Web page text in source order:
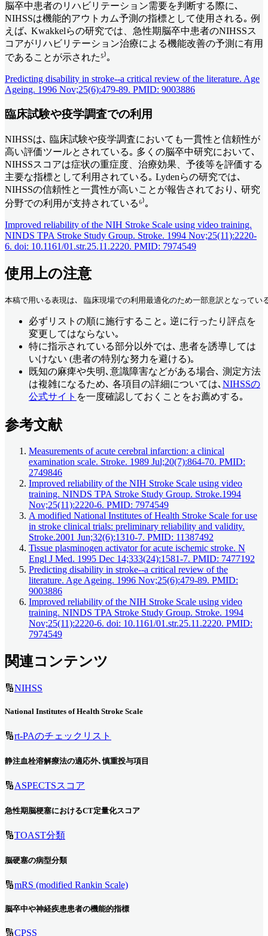
脳卒中患者のリハビリテーション需要を判断する際に､
NIHSSは機能的アウトカム予測の指標として使用される｡ 例
えば､ Kwakkelらの研究では、急性期脳卒中患者のNIHSSス
コアがリハビリテーション治療による機能改善の予測に有用
であることが示された⁵⁾｡
Predicting disability in stroke--a critical review of the literature. Age
Ageing. 1996 Nov;25(6):479-89. PMID: 9003886
臨床試験や疫学調査での利用
NIHSSは､ 臨床試験や疫学調査においても一貫性と信頼性が
高い評価ツールとされている｡ 多くの脳卒中研究において､
NIHSSスコアは症状の重症度、治療効果、予後等を評価する
主要な指標として利用されている｡ Lydenらの研究では､
NIHSSの信頼性と一貫性が高いことが報告されており､ 研究
分野での利用が支持されている⁶⁾｡
Improved reliability of the NIH Stroke Scale using video training.
NINDS TPA Stroke Study Group. Stroke. 1994 Nov;25(11):2220-
6. doi: 10.1161/01.str.25.11.2220. PMID: 7974549
使用上の注意
本稿で用いる表現は､ 臨床現場での利用最適化のため一部意訳となって
必ずリストの順に施行すること｡ 逆に行ったり評点を
変更してはならない｡
特に指示されている部分以外では､ 患者を誘導しては
いけない (患者の特別な努力を避ける)｡
既知の麻痺や失明､意識障害などがある場合､ 測定方法
は複雑になるため､ 各項目の詳細については､ NIHSSの
公式サイト を一度確認しておくことをお薦めする｡
参考文献
Measurements of acute cerebral infarction: a clinical
examination scale. Stroke. 1989 Jul;20(7):864-70. PMID:
2749846
Improved reliability of the NIH Stroke Scale using video
training. NINDS TPA Stroke Study Group. Stroke.1994
Nov;25(11):2220-6. PMID: 7974549
A modified National Institutes of Health Stroke Scale for use
in stroke clinical trials: preliminary reliability and validity.
Stroke.2001 Jun;32(6):1310-7. PMID: 11387492
Tissue plasminogen activator for acute ischemic stroke. N
Engl J Med. 1995 Dec 14;333(24):1581-7. PMID: 7477192
Predicting disability in stroke--a critical review of the
literature. Age Ageing. 1996 Nov;25(6):479-89. PMID:
9003886
Improved reliability of the NIH Stroke Scale using video
training. NINDS TPA Stroke Study Group. Stroke. 1994
Nov;25(11):2220-6. doi: 10.1161/01.str.25.11.2220. PMID:
7974549
関連コンテンツ
🔢NIHSS
National Institutes of Health Stroke Scale
🔢rt-PAのチェックリスト
静注血栓溶解療法の適応外､慎重投与項目
🔢ASPECTSスコア
急性期脳梗塞におけるCT定量化スコア
🔢TOAST分類
脳硬塞の病型分類
🔢mRS (modified Rankin Scale)
脳卒中や神経疾患患者の機能的指標
🔢CPSS